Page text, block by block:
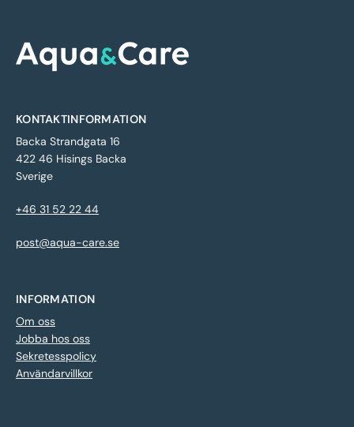
KONTAKTINFORMATION
Backa Strandgata 16
422 46 Hisings Backa
Sverige
+46 31 52 22 44
post@aqua-care.se
INFORMATION
Om oss
Jobba hos oss
Sekretesspolicy
Användarvillkor